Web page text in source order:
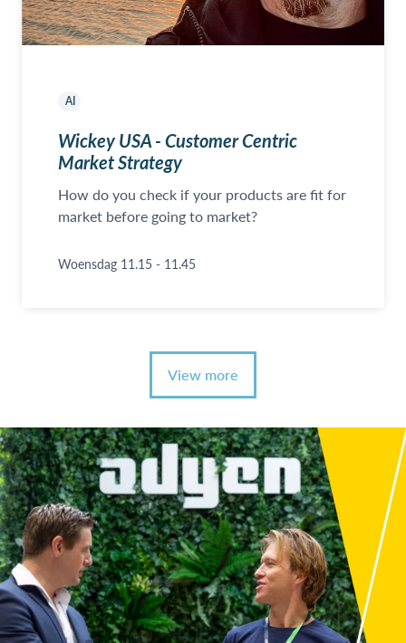
AI
Wickey USA - Customer Centric
Market Strategy
How do you check if your products are fit for
market before going to market?
Woensdag 11.15 - 11.45
View more